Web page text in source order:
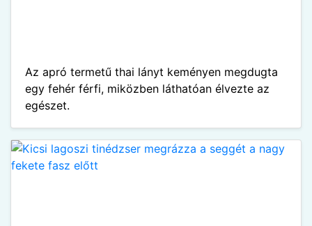
Az apró termetű thai lányt keményen megdugta
egy fehér férfi, miközben láthatóan élvezte az
egészet.